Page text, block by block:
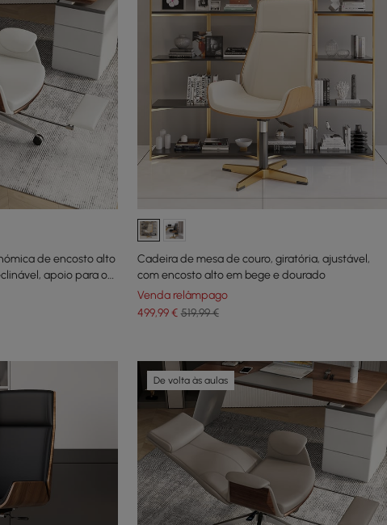
de encosto alto
apoio para os
Cadeira de mesa de couro, giratória, ajustável,
com encosto alto em bege e dourado
Venda relâmpago
499,99€ 519,99 €
De volta às aulas